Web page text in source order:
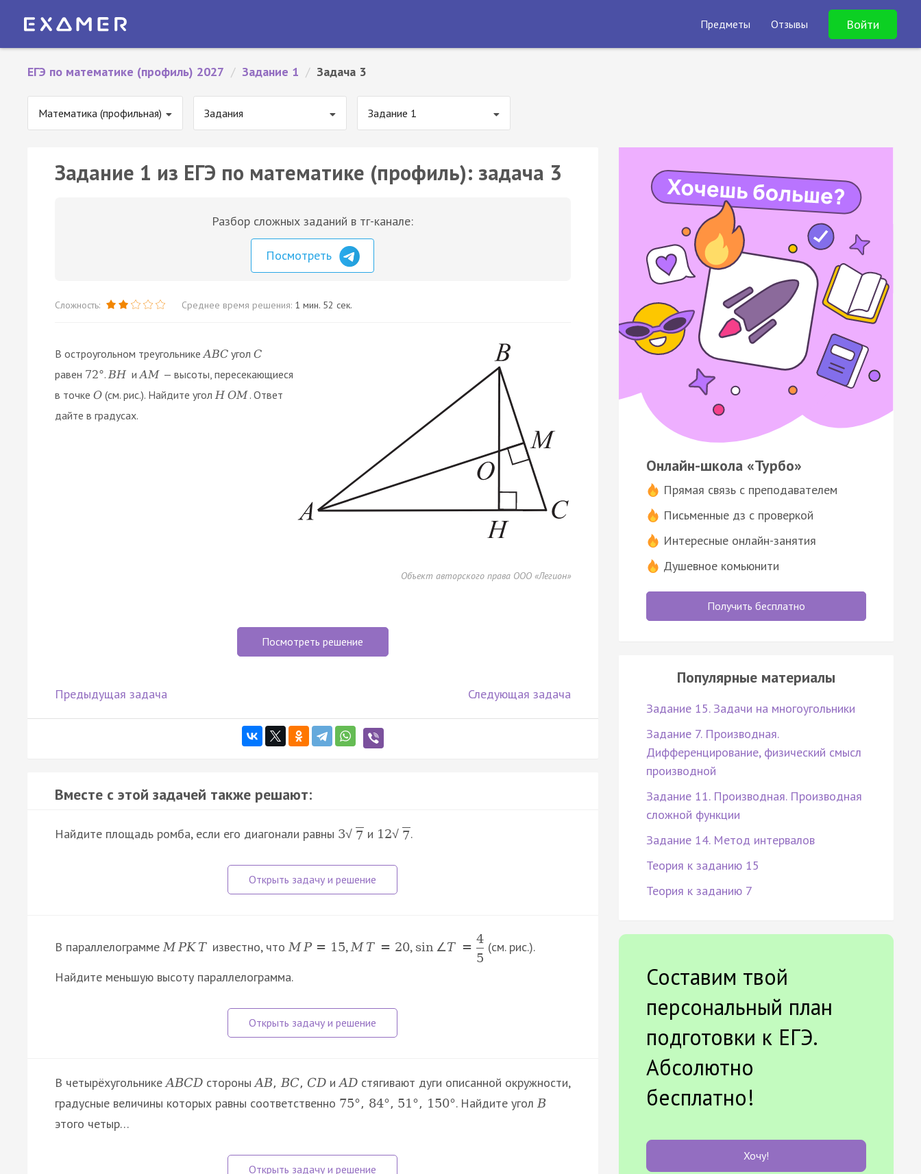
Предметы Отзывы Войти
ЕГЭ по математике (профиль) 2027 / Задание 1 / Задача 3
Математика (профильная) Задания Задание 1
Задание 1 из ЕГЭ по математике (профиль): задача 3
Разбор сложных заданий в тг-канале:
Посмотреть
Сложность: Среднее время решения: 1 мин. 52 сек.
В остроугольном треугольнике ABC угол C
равен 72°. BH и AM — высоты, пересекающиеся
в точке O (см. рис.). Найдите угол H OM . Ответ
дайте в градусах.
Объект авторского права ООО «Легион»
Посмотреть решение
Предыдущая задача Следующая задача
Вместе с этой задачей также решают:
Найдите площадь ромба, если его диагонали равны 3√ 7 и 12√ 7.
В параллелограммеMPK T известно, чтоMP = 15,M T = 20, sin ∠T =
4
5
(см. рис.).
Найдите меньшую высоту параллелограмма.
В четырёхугольникеABCD стороныAB, BC, CD иAD стягивают дуги описанной окружности,
градусные величины которых равны соответственно 75°, 84°, 51°, 150°. Найдите уголB
этого четыр…
Онлайн-школа «Турбо»
Прямая связь с преподавателем
Письменные дз с проверкой
Интересные онлайн-занятия
Душевное комьюнити
Получить бесплатно
Популярные материалы
Задание 15. Задачи на многоугольники
Задание 7. Производная.
Дифференцирование, физический смысл
производной
Задание 11. Производная. Производная
сложной функции
Задание 14. Метод интервалов
Теория к заданию 15
Теория к заданию 7
Составим твой
персональный план
подготовки к ЕГЭ.
Абсолютно
бесплатно!
Хочу!